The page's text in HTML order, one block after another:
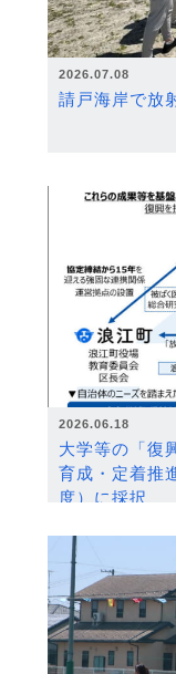
2026.07.08
請戸海岸で放
2026.06.18
大学等の「復
育成・定着推
度）に採択